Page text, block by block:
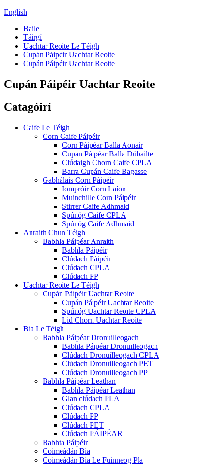
English
Baile
Táirgí
Uachtar Reoite Le Téigh
Cupán Páipéir Uachtar Reoite
Cupán Páipéir Uachtar Reoite
Cupán Páipéir Uachtar Reoite
Catagóirí
Caife Le Téigh
Corn Caife Páipéir
Corn Páipéar Balla Aonair
Cupán Páipéar Balla Dúbailte
Clúdaigh Chorn Caife CPLA
Barra Cupán Caife Bagasse
Gabhálais Corn Páipéir
Iompróir Corn Laíon
Muinchille Corn Páipéir
Stirrer Caife Adhmaid
Spúnóg Caife CPLA
Spúnóg Caife Adhmaid
Anraith Chun Téigh
Babhla Páipéar Anraith
Babhla Páipéir
Clúdach Páipéir
Clúdach CPLA
Clúdach PP
Uachtar Reoite Le Téigh
Cupán Páipéir Uachtar Reoite
Cupán Páipéir Uachtar Reoite
Spúnóg Uachtar Reoite CPLA
Lid Chorn Uachtar Reoite
Bia Le Téigh
Babhla Páipéar Dronuilleogach
Babhla Páipéar Dronuilleogach
Clúdach Dronuilleogach CPLA
Clúdach Dronuilleogach PET
Clúdach Dronuilleogach PP
Babhla Páipéar Leathan
Babhla Páipéar Leathan
Glan clúdach PLA
Clúdach CPLA
Clúdach PP
Clúdach PET
Clúdach PÁIPÉAR
Babhta Páipéir
Coimeádán Bia
Coimeádán Bia Le Fuinneog Pla